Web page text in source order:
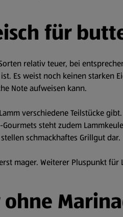
für
relativ teuer, bei
ist. Es weist noch keinen starken
Note aufweisen kann.
verschiedene Teilstücke
steht zudem
schmackhaftes Grillgut dar.
mager. Weiterer Pluspunkt